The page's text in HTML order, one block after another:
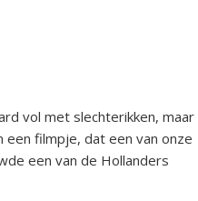
vol met slechterikken, maar
een filmpje, dat een van onze
een van de Hollanders